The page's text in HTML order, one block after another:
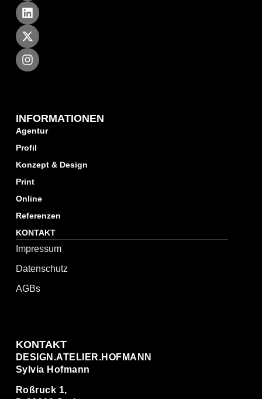
INFORMATIONEN
Agentur
Profil
Konzept & Design
Print
Online
Referenzen
KONTAKT
Impressum
Datenschutz
AGBs
KONTAKT
DESIGN.ATELIER.HOFMANN
Sylvia Hofmann
Roßruck 1,